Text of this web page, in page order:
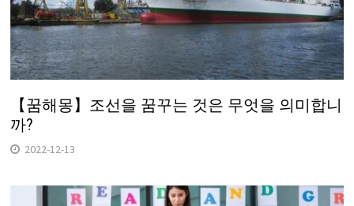
【꿈해몽】조선을 꿈꾸는 것은 무엇을 의미합니
까?
2022-12-13